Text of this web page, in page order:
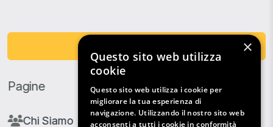
Pagine
Chi Siamo
×
Questo sito web utilizza
cookie
Questo sito web utilizza i cookie per
migliorare la tua esperienza di
navigazione. Utilizzando il nostro sito web
acconsenti a tutti i cookie in conformità